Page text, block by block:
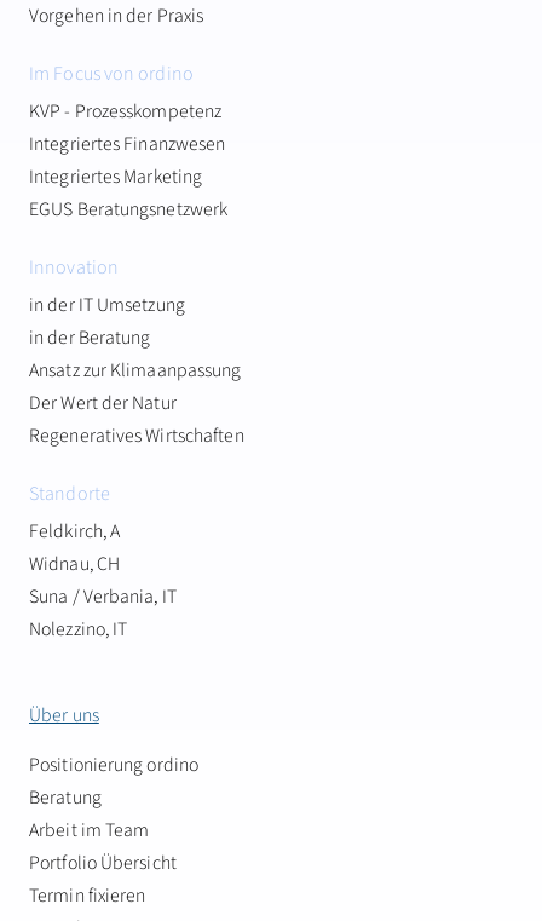
Vorgehen in der Praxis
Im Focus von ordino
KVP - Prozesskompetenz
Integriertes Finanzwesen
Integriertes Marketing
EGUS Beratungsnetzwerk
Innovation
in der IT Umsetzung
in der Beratung
Ansatz zur Klimaanpassung
Der Wert der Natur
Regeneratives Wirtschaften
Standorte
Feldkirch, A
Widnau, CH
Suna / Verbania, IT
Nolezzino, IT
Über uns
Positionierung ordino
Beratung
Arbeit im Team
Portfolio Übersicht
Termin fixieren